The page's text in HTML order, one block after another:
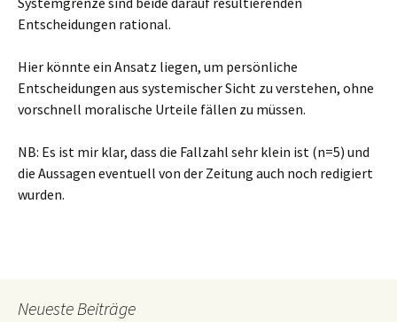
Entscheidungen rational.
Hier könnte ein Ansatz liegen, um persönliche
Entscheidungen aus systemischer Sicht zu verstehen, ohne
vorschnell moralische Urteile fällen zu müssen.
NB: Es ist mir klar, dass die Fallzahl sehr klein ist (n=5) und
die Aussagen eventuell von der Zeitung auch noch redigiert
wurden.
Neueste Beiträge